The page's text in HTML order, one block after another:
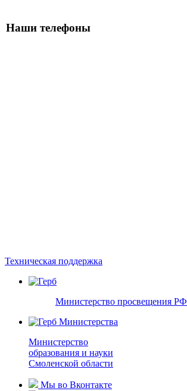
Наши телефоны
Техническая поддержка
Министерство просвещения РФ
Министерство
образования и науки
Смоленской области
Мы во Вконтакте